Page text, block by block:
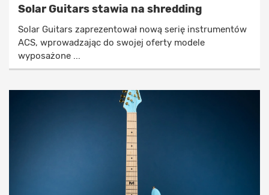
Solar Guitars stawia na shredding
Solar Guitars zaprezentował nową serię instrumentów
ACS, wprowadzając do swojej oferty modele
wyposażone ...